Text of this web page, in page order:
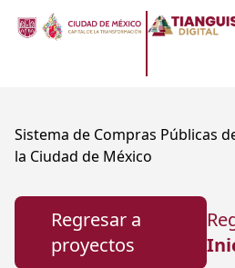
Sistema de Compras Públicas
la Ciudad de México
Regresar a
proyectos